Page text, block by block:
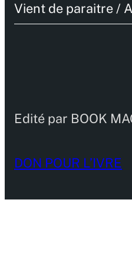
Vient de paraitre /
Edité par BOOK
DON POUR L’IVRE